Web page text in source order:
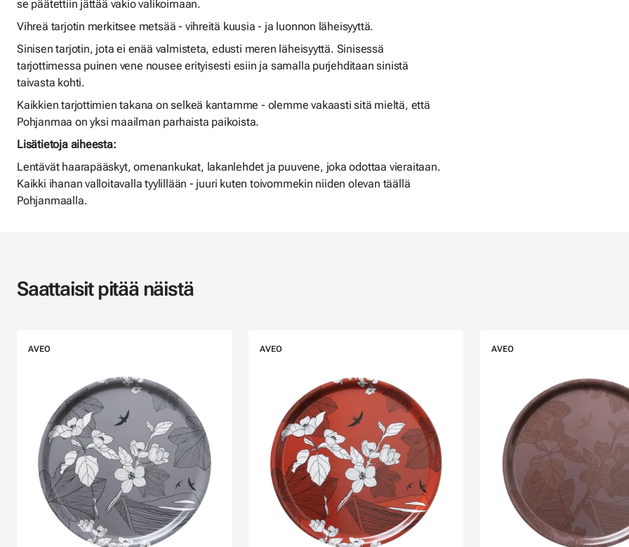
se päätettiin jättää vakio valikoimaan.
Vihreä tarjotin merkitsee metsää - vihreitä kuusia - ja luonnon läheisyyttä.
Sinisen tarjotin, jota ei enää valmisteta, edusti meren läheisyyttä. Sinisessä
tarjottimessa puinen vene nousee erityisesti esiin ja samalla purjehditaan sinistä
taivasta kohti.
Kaikkien tarjottimien takana on selkeä kantamme - olemme vakaasti sitä mieltä, että
Pohjanmaa on yksi maailman parhaista paikoista.
Lisätietoja aiheesta:
Lentävät haarapääskyt, omenankukat, lakanlehdet ja puuvene, joka odottaa vieraitaan.
Kaikki ihanan valloitavalla tyylillään - juuri kuten toivommekin niiden olevan täällä
Pohjanmaalla.
Saattaisit pitää näistä
AVEO AVEO AVEO